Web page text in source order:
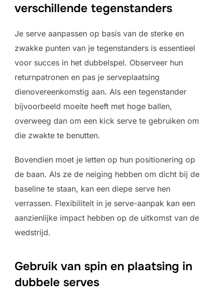
verschillende tegenstanders
Je serve aanpassen op basis van de sterke en
zwakke punten van je tegenstanders is essentieel
voor succes in het dubbelspel. Observeer hun
returnpatronen en pas je serveplaatsing
dienovereenkomstig aan. Als een tegenstander
bijvoorbeeld moeite heeft met hoge ballen,
overweeg dan om een kick serve te gebruiken om
die zwakte te benutten.
Bovendien moet je letten op hun positionering op
de baan. Als ze de neiging hebben om dicht bij de
baseline te staan, kan een diepe serve hen
verrassen. Flexibiliteit in je serve-aanpak kan een
aanzienlijke impact hebben op de uitkomst van de
wedstrijd.
Gebruik van spin en plaatsing in
dubbele serves